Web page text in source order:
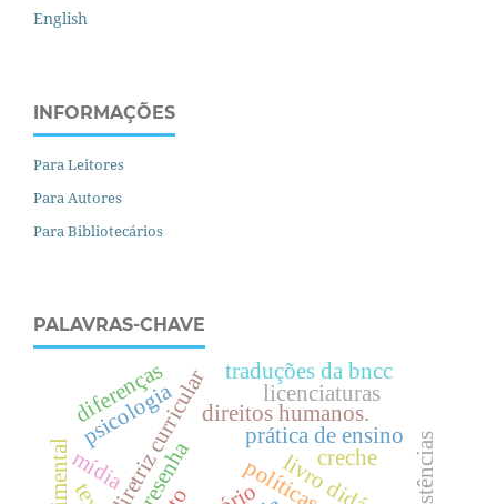
English
INFORMAÇÕES
Para Leitores
Para Autores
Para Bibliotecários
PALAVRAS-CHAVE
resenha
diretriz curricular prática de ensino
mídia
direitos humanos.
licenciaturas
creche
psicologia
traduções da bncc
diferenças